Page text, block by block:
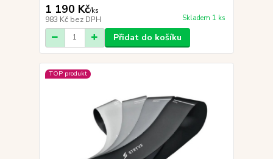
1 190 Kč/ks
983 Kč bez DPH Skladem 1 ks
Přidat do košíku
TOP produkt